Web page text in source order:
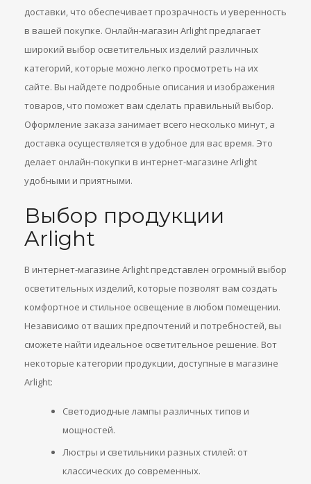
доставки, что обеспечивает прозрачность и уверенность
в вашей покупке. Онлайн-магазин Arlight предлагает
широкий выбор осветительных изделий различных
категорий, которые можно легко просмотреть на их
сайте. Вы найдете подробные описания и изображения
товаров, что поможет вам сделать правильный выбор.
Оформление заказа занимает всего несколько минут, а
доставка осуществляется в удобное для вас время. Это
делает онлайн-покупки в интернет-магазине Arlight
удобными и приятными.
Выбор продукции
Arlight
В интернет-магазине Arlight представлен огромный выбор
осветительных изделий, которые позволят вам создать
комфортное и стильное освещение в любом помещении.
Независимо от ваших предпочтений и потребностей, вы
сможете найти идеальное осветительное решение. Вот
некоторые категории продукции, доступные в магазине
Arlight:
Светодиодные лампы различных типов и
мощностей.
Люстры и светильники разных стилей: от
классических до современных.